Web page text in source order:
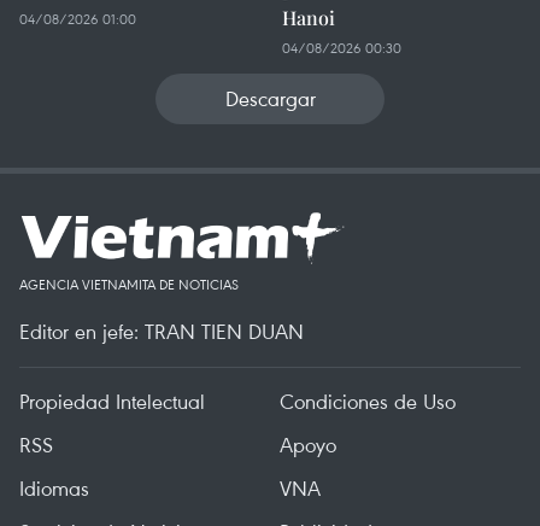
04/08/2026 01:00
Hanoi
04/08/2026 00:30
Descargar
AGENCIA VIETNAMITA DE NOTICIAS
Editor en jefe: TRAN TIEN DUAN
Propiedad Intelectual
Condiciones de Uso
RSS
Apoyo
Idiomas
VNA